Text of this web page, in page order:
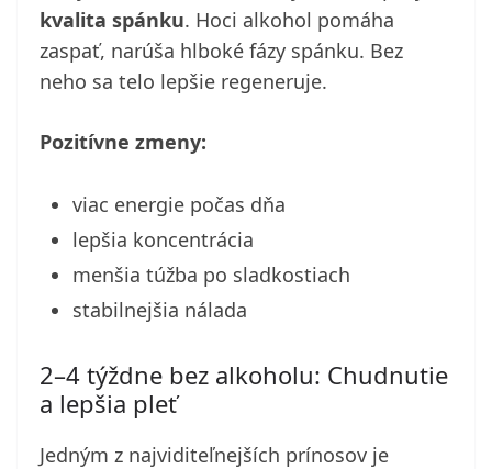
kvalita spánku. Hoci alkohol pomáha
zaspať, narúša hlboké fázy spánku. Bez
neho sa telo lepšie regeneruje.
Pozitívne zmeny:
viac energie počas dňa
lepšia koncentrácia
menšia túžba po sladkostiach
stabilnejšia nálada
2–4 týždne bez alkoholu: Chudnutie
a lepšia pleť
Jedným z najviditeľnejších prínosov je